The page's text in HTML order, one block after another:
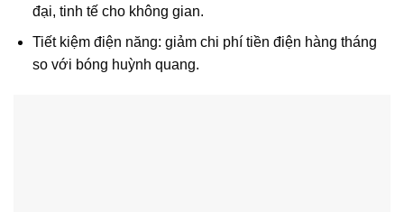
đại, tinh tế cho không gian.
Tiết kiệm điện năng: giảm chi phí tiền điện hàng tháng
so với bóng huỳnh quang.